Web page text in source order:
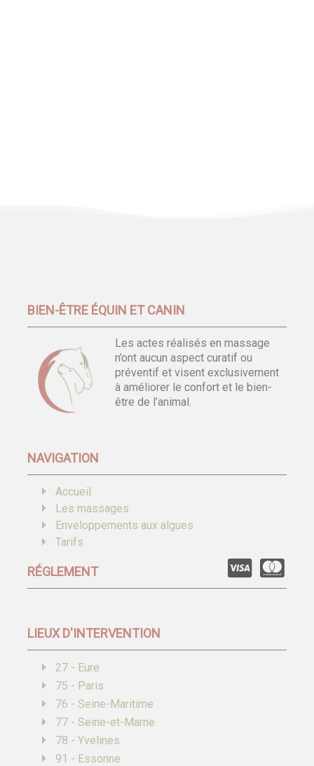
BIEN-ÊTRE ÉQUIN ET CANIN
Les actes réalisés en massage
n’ont aucun aspect curatif ou
préventif et visent exclusivement
à améliorer le confort et le bien-
être de l’animal.
NAVIGATION
Accueil
Les massages
Enveloppements aux algues
Tarifs
RÉGLEMENT
LIEUX D'INTERVENTION
27 - Eure
75 - Paris
76 - Seine-Maritime
77 - Seine-et-Marne
78 - Yvelines
91 - Essonne